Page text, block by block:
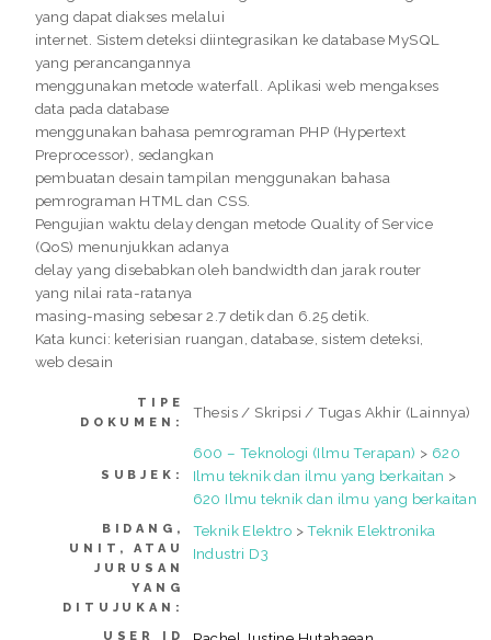
yang dapat diakses melalui
internet. Sistem deteksi diintegrasikan ke database MySQL
yang perancangannya
menggunakan metode waterfall. Aplikasi web mengakses
data pada database
menggunakan bahasa pemrograman PHP (Hypertext
Preprocessor), sedangkan
pembuatan desain tampilan menggunakan bahasa
pemrograman HTML dan CSS.
Pengujian waktu delay dengan metode Quality of Service
(QoS) menunjukkan adanya
delay yang disebabkan oleh bandwidth dan jarak router
yang nilai rata-ratanya
masing-masing sebesar 2.7 detik dan 6.25 detik.
Kata kunci: keterisian ruangan, database, sistem deteksi,
web desain
TIPE
DOKUMEN:
Thesis / Skripsi / Tugas Akhir (Lainnya)
SUBJEK:
600 – Teknologi (Ilmu Terapan) > 620
Ilmu teknik dan ilmu yang berkaitan >
620 Ilmu teknik dan ilmu yang berkaitan
BIDANG,
UNIT, ATAU
JURUSAN
YANG
DITUJUKAN:
Teknik Elektro >Teknik Elektronika
Industri D3
USER ID